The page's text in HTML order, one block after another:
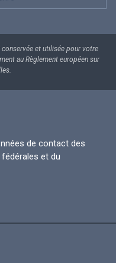
et utilisée pour votre
au Règlement européen sur
de contact des
et du